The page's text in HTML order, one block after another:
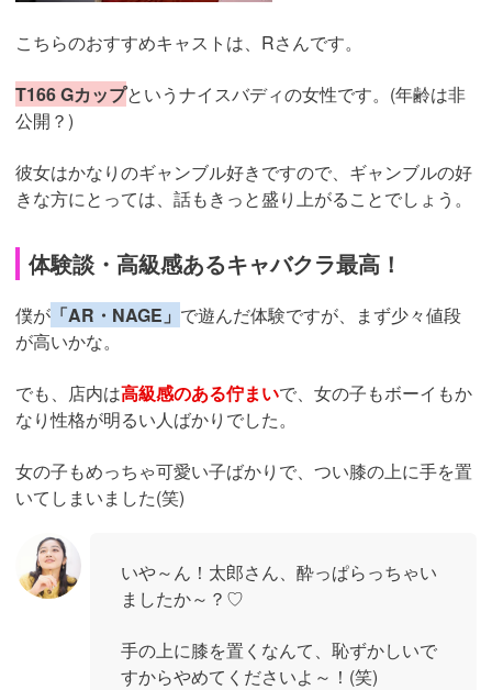
こちらのおすすめキャストは、Rさんです。
T166 Gカップというナイスバディの女性です。(年齢は非
公開？)
彼女はかなりのギャンブル好きですので、ギャンブルの好
きな方にとっては、話もきっと盛り上がることでしょう。
体験談・高級感あるキャバクラ最高！
僕が 「AR・NAGE」 で遊んだ体験ですが、まず少々値段
が高いかな。
でも、店内は高級感のある佇まいで、女の子もボーイもか
なり性格が明るい人ばかりでした。
女の子もめっちゃ可愛い子ばかりで、つい膝の上に手を置
いてしまいました(笑)
いや～ん！太郎さん、酔っぱらっちゃい
ましたか～？♡
手の上に膝を置くなんて、恥ずかしいで
すからやめてくださいよ～！(笑)